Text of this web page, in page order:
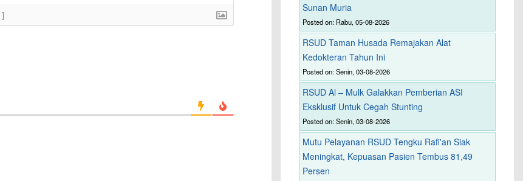
Sunan Muria
Posted on: Rabu, 05-08-2026
RSUD Taman Husada Remajakan Alat
Kedokteran Tahun Ini
Posted on: Senin, 03-08-2026
RSUD Al – Mulk Galakkan Pemberian ASI
Eksklusif Untuk Cegah Stunting
Posted on: Senin, 03-08-2026
Mutu Pelayanan RSUD Tengku Rafi'an Siak
Meningkat, Kepuasan Pasien Tembus 81,49
Persen